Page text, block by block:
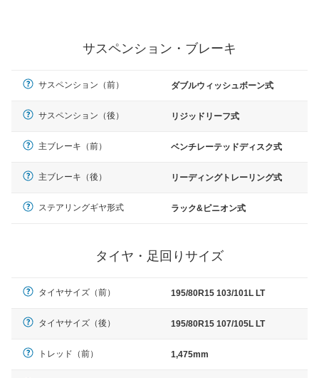
サスペンション・ブレーキ
サスペンション（前） ダブルウィッシュボーン式
サスペンション（後） リジッドリーフ式
主ブレーキ（前） ベンチレーテッドディスク式
主ブレーキ（後） リーディングトレーリング式
ステアリングギヤ形式 ラック&ピニオン式
タイヤ・足回りサイズ
タイヤサイズ（前） 195/80R15 103/101L LT
タイヤサイズ（後） 195/80R15 107/105L LT
トレッド（前） 1,475mm